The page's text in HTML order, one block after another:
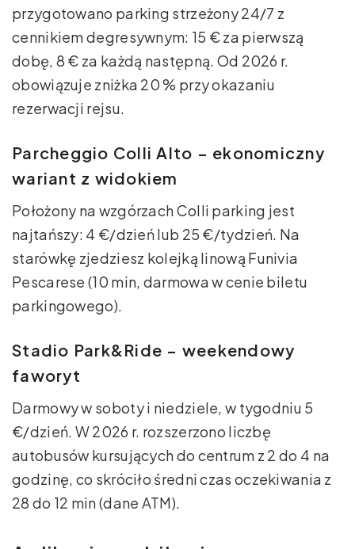
przygotowano parking strzeżony 24/7 z
cennikiem degresywnym: 15 € za pierwszą
dobę, 8 € za każdą następną. Od 2026 r.
obowiązuje zniżka 20 % przy okazaniu
rezerwacji rejsu.
Parcheggio Colli Alto – ekonomiczny
wariant z widokiem
Położony na wzgórzach Colli parking jest
najtańszy: 4 €/dzień lub 25 €/tydzień. Na
starówkę zjedziesz kolejką linową Funivia
Pescarese (10 min, darmowa w cenie biletu
parkingowego).
Stadio Park&Ride – weekendowy
faworyt
Darmowy w soboty i niedziele, w tygodniu 5
€/dzień. W 2026 r. rozszerzono liczbę
autobusów kursujących do centrum z 2 do 4 na
godzinę, co skróciło średni czas oczekiwania z
28 do 12 min (dane ATM).